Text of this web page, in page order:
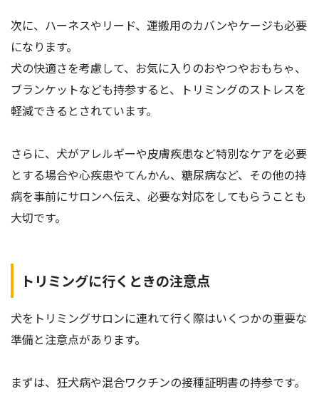
次に、ハーネスやリード、運搬用のカバンやケージも必要
になります。
犬の快適さを考慮して、お気に入りのおやつやおもちゃ、
ブランケットなども持参すると、トリミングのストレスを
軽減できるとされています。
さらに、犬がアレルギーや皮膚疾患など特別なケアを必要
とする場合や心疾患やてんかん、糖尿病など、その他の持
病を事前にサロンへ伝え、必要な対応をしてもらうことも
大切です。
トリミングに行くときの注意点
犬をトリミングサロンに連れて行く際はいくつかの重要な
準備と注意点があります。
まずは、狂犬病や混合ワクチンの接種証明書の持参です。